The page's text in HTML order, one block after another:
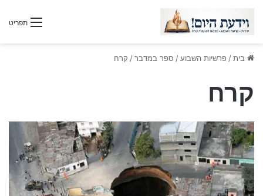
תפריט
בית/ פרשיות השבוע/ ספר במדבר/ קרח
קרח